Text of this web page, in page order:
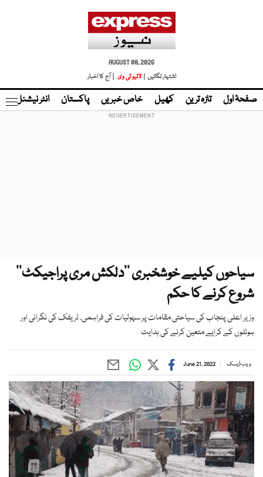
AUGUST 08, 2026
اشتہار لگائیں |
لائیو ٹی وی | آج کا اخبار
صفحۂ اول تازہ ترین کھیل خاص خبریں پاکستان انٹر نیشنل
سیاحوں کیلیے خوشخبری ’’دلکش مری پراجیکٹ‘‘
شروع کرنے کا حکم
وزیر اعلیٰ پنجاب کی سیاحتی مقامات پر سہولیات کی فراہمی، ٹریفک کی نگرانی اور
ہوٹلوں کے کرایے متعین کرنے کی ہدایت
ویب ڈیسک June 21, 2022